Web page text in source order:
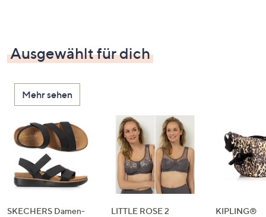
Ausgewählt für dich
Mehr sehen
SKECHERS Damen-
LITTLE ROSE 2
KIPLING®